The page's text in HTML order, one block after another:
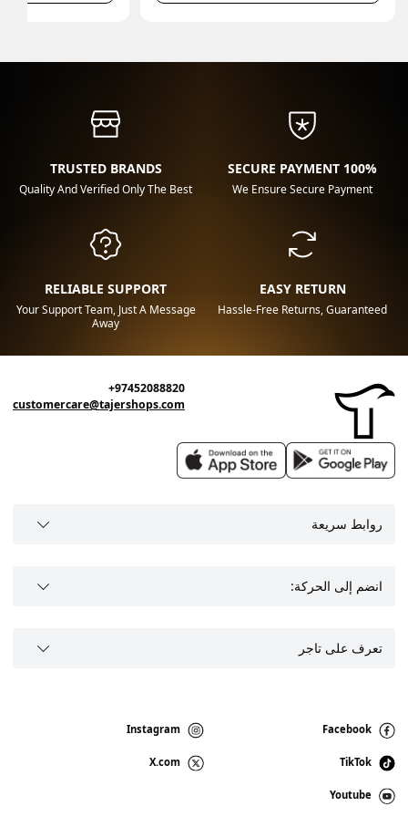
100% SECURE PAYMENT
We Ensure Secure Payment
TRUSTED BRANDS
Quality And Verified Only The Best
EASY RETURN
Hassle-Free Returns, Guaranteed
RELIABLE SUPPORT
Your Support Team, Just A Message
Away
+97452088820
customercare@tajershops.com
روابط سريعة
انضم إلى الحركة:
تعرف على تاجر
Facebook
Instagram
TikTok
X.com
Youtube